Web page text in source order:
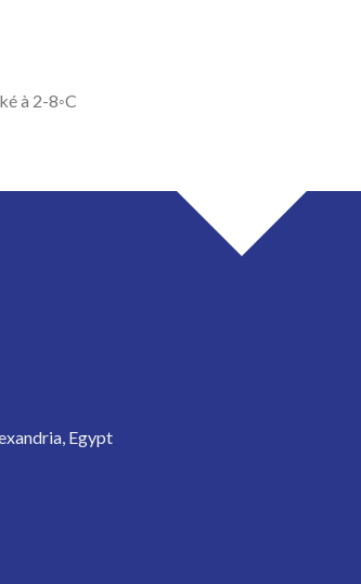
à 2-8◦C
Egypt